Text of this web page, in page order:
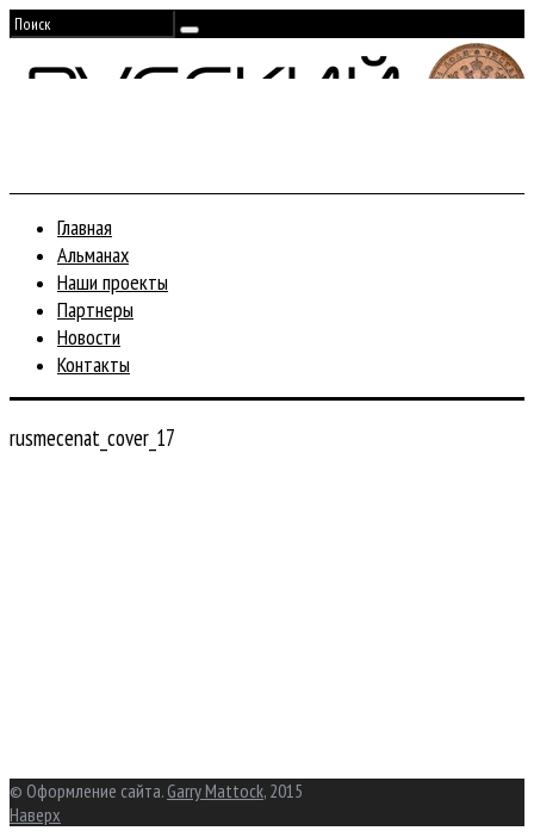
Главная
Альманах
Наши проекты
Партнеры
Новости
Контакты
rusmecenat_cover_17
© Оформление сайта. Garry Mattock, 2015
Наверх